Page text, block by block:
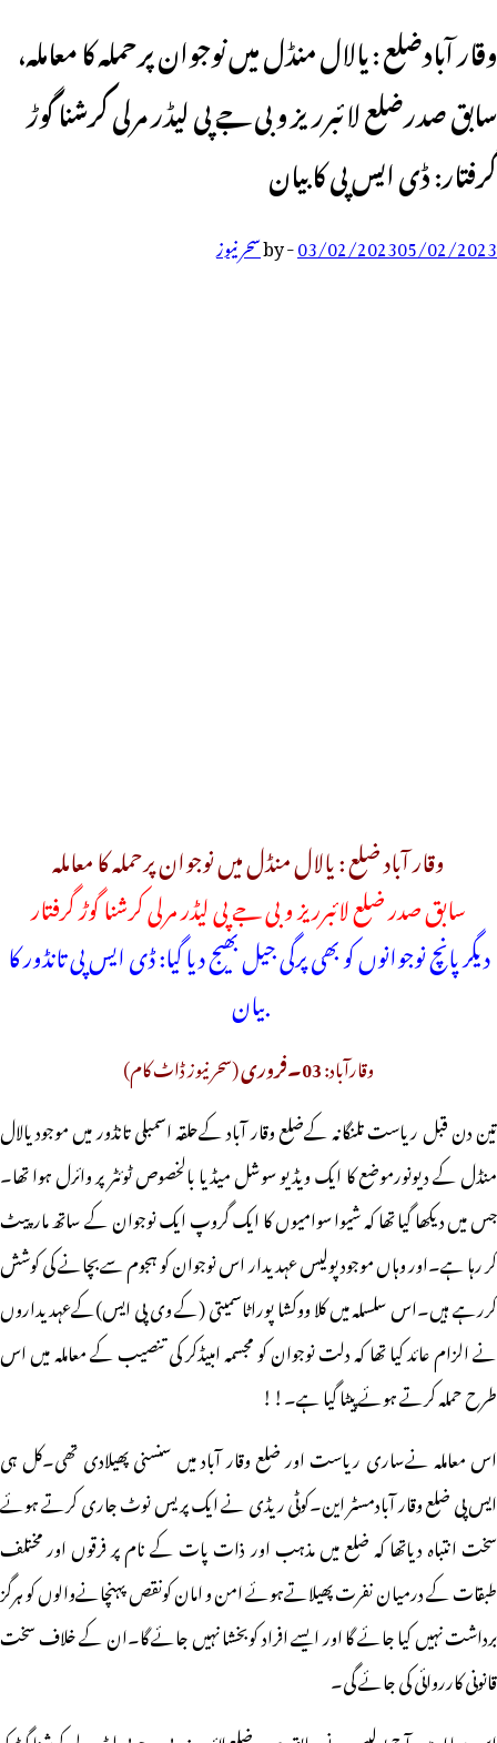
وقار آبادضلع : یالال منڈل میں نوجوان پرحملہ کا معاملہ،
سابق صدرضلع لائبرریز و بی جے پی لیڈر مرلی کرشنا گوڑ
گرفتار: ڈی ایس پی کا بیان
03/02/202305/02/2023
-
byسحر نیوز
وقار آباد ضلع : یالال منڈل میں نوجوان پرحملہ کا معاملہ
سابق صدر ضلع لائبرریز و بی جے پی لیڈر مرلی کرشنا گوڑ گرفتار
دیگر پانچ نوجوانوں کو بھی پرگی جیل بھیج دیا گیا: ڈی ایس پی تانڈور کا
بیان
وقارآباد:03۔فروری
(سحر نیوز ڈاٹ کام)
تین دن قبل ریاست تلنگانہ کےضلع وقار آباد کےحلقہ اسمبلی تانڈور میں موجود یالال
منڈل کے دیونورموضع کا ایک ویڈیو سوشل میڈیا بالخصوص ٹوئٹر پر وائرل ہوا تھا۔
جس میں دیکھا گیا تھا کہ شیوا سوامیوں کا ایک گروپ ایک نوجوان کے ساتھ مار پیٹ
کر رہا ہے۔اور وہاں موجود پولیس عہدیدار اس نوجوان کو ہجوم سےبچانے کی کوشش
کررہے ہیں۔اس سلسلہ میں کلا ووکشا پوراٹاسمیتی (کے وی پی ایس)کےعہدیداروں
نے الزام عائد کیا تھا کہ دلت نوجوان کو مجسمہ امبیڈکر کی تنصیب کے معاملہ میں اس
طرح حملہ کرتے ہوئے پیٹا گیا ہے۔!!
اس معاملہ نےساری ریاست اور ضلع وقار آباد میں سنسنی پھیلادی تھی۔کل ہی
ایس پی ضلع وقار آبادمسٹر این۔کوٹی ریڈی نے ایک پریس نوٹ جاری کرتے ہوئے
سخت انتباہ دیاتھا کہ ضلع میں مذہب اور ذات پات کے نام پر فرقوں اور مختلف
طبقات کے درمیان نفرت پھیلاتےہوئے امن و امان کونقص پہنچانےوالوں کو ہرگز
برداشت نہیں کیا جائے گا اور ایسے افراد کوبخشا نہیں جائے گا۔ان کے خلاف سخت
قانونی کارروائی کی جائے گی۔